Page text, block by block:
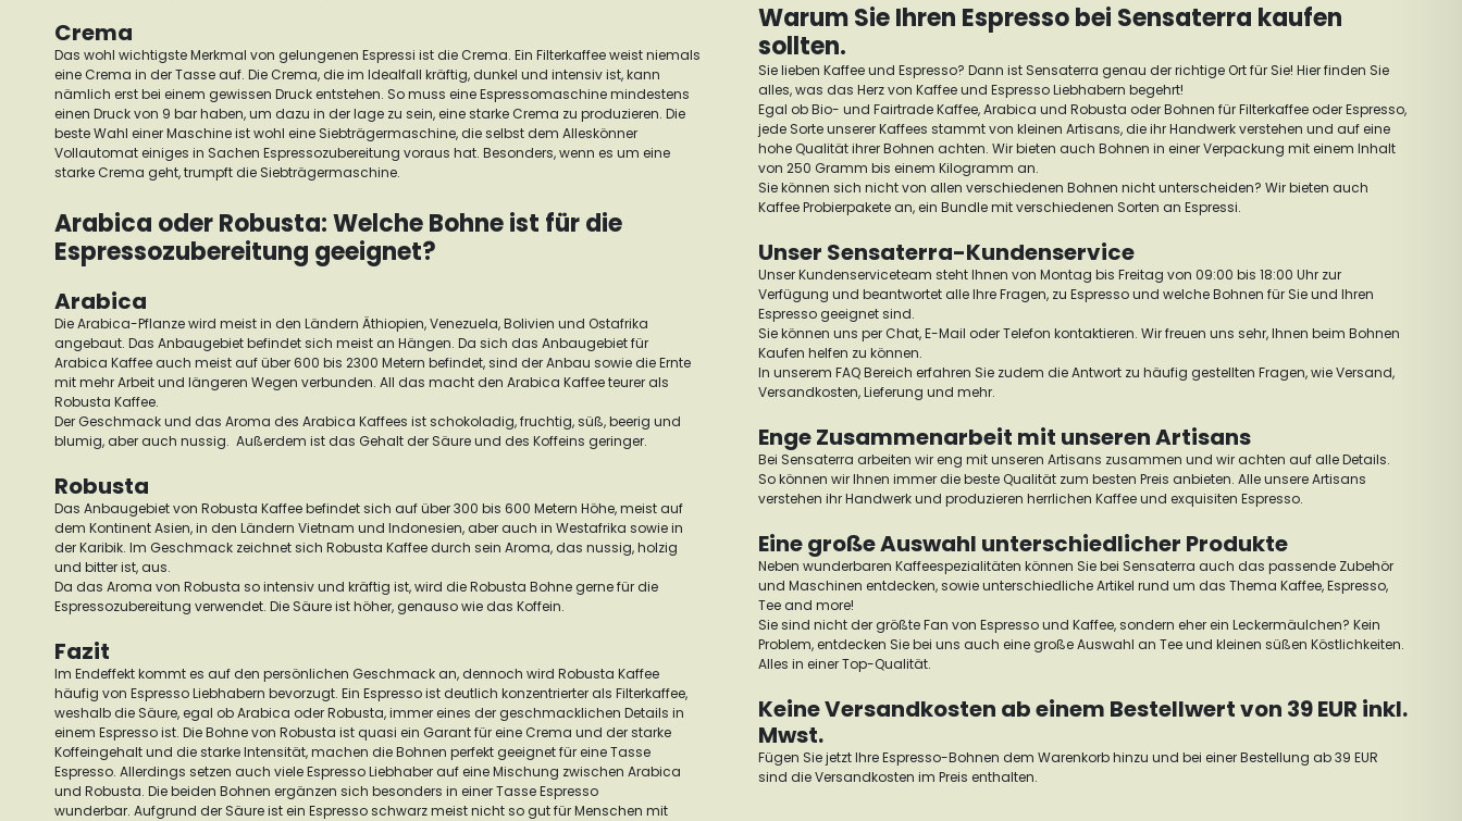
Crema
Das wohl wichtigste Merkmal von gelungenen Espressi ist die Crema. Ein Filterkaffee weist niemals
eine Crema in der Tasse auf. Die Crema, die im Idealfall kräftig, dunkel und intensiv ist, kann
nämlich erst bei einem gewissen Druck entstehen. So muss eine Espressomaschine mindestens
einen Druck von 9 bar haben, um dazu in der lage zu sein, eine starke Crema zu produzieren. Die
beste Wahl einer Maschine ist wohl eine Siebträgermaschine, die selbst dem Alleskönner
Vollautomat einiges in Sachen Espressozubereitung voraus hat. Besonders, wenn es um eine
starke Crema geht, trumpft die Siebträgermaschine.
Arabica oder Robusta: Welche Bohne ist für die
Espressozubereitung geeignet?
Arabica
Die Arabica-Pflanze wird meist in den Ländern Äthiopien, Venezuela, Bolivien und Ostafrika
angebaut. Das Anbaugebiet befindet sich meist an Hängen. Da sich das Anbaugebiet für
Arabica Kaffee auch meist auf über 600 bis 2300 Metern befindet, sind der Anbau sowie die Ernte
mit mehr Arbeit und längeren Wegen verbunden. All das macht den Arabica Kaffee teurer als
Robusta Kaffee.
Der Geschmack und das Aroma des Arabica Kaffees ist schokoladig, fruchtig, süß, beerig und
blumig, aber auch nussig. Außerdem ist das Gehalt der Säure und des Koffeins geringer.
Robusta
Das Anbaugebiet von Robusta Kaffee befindet sich auf über 300 bis 600 Metern Höhe, meist auf
dem Kontinent Asien, in den Ländern Vietnam und Indonesien, aber auch in Westafrika sowie in
der Karibik. Im Geschmack zeichnet sich Robusta Kaffee durch sein Aroma, das nussig, holzig
und bitter ist, aus.
Da das Aroma von Robusta so intensiv und kräftig ist, wird die Robusta Bohne gerne für die
Espressozubereitung verwendet. Die Säure ist höher, genauso wie das Koffein.
Fazit
Im Endeffekt kommt es auf den persönlichen Geschmack an, dennoch wird Robusta Kaffee
häufig von Espresso Liebhabern bevorzugt. Ein Espresso ist deutlich konzentrierter als Filterkaffee,
weshalb die Säure, egal ob Arabica oder Robusta, immer eines der geschmacklichen Details in
einem Espresso ist. Die Bohne von Robusta ist quasi ein Garant für eine Crema und der starke
Koffeingehalt und die starke Intensität, machen die Bohnen perfekt geeignet für eine Tasse
Espresso. Allerdings setzen auch viele Espresso Liebhaber auf eine Mischung zwischen Arabica
und Robusta. Die beiden Bohnen ergänzen sich besonders in einer Tasse Espresso
wunderbar. Aufgrund der Säure ist ein Espresso schwarz meist nicht so gut für Menschen mit
Warum Sie Ihren Espresso bei Sensaterra kaufen
sollten.
Sie lieben Kaffee und Espresso? Dann ist Sensaterra genau der richtige Ort für Sie! Hier finden Sie
alles, was das Herz von Kaffee und Espresso Liebhabern begehrt!
Egal ob Bio- und Fairtrade Kaffee, Arabica und Robusta oder Bohnen für Filterkaffee oder Espresso,
jede Sorte unserer Kaffees stammt von kleinen Artisans, die ihr Handwerk verstehen und auf eine
hohe Qualität ihrer Bohnen achten. Wir bieten auch Bohnen in einer Verpackung mit einem Inhalt
von 250 Gramm bis einem Kilogramm an.
Sie können sich nicht von allen verschiedenen Bohnen nicht unterscheiden? Wir bieten auch
Kaffee Probierpakete an, ein Bundle mit verschiedenen Sorten an Espressi.
Unser Sensaterra-Kundenservice
Unser Kundenserviceteam steht Ihnen von Montag bis Freitag von 09:00 bis 18:00 Uhr zur
Verfügung und beantwortet alle Ihre Fragen, zu Espresso und welche Bohnen für Sie und Ihren
Espresso geeignet sind.
Sie können uns per Chat, E-Mail oder Telefon kontaktieren. Wir freuen uns sehr, Ihnen beim Bohnen
Kaufen helfen zu können.
In unserem FAQ Bereich erfahren Sie zudem die Antwort zu häufig gestellten Fragen, wie Versand,
Versandkosten, Lieferung und mehr.
Enge Zusammenarbeit mit unseren Artisans
Bei Sensaterra arbeiten wir eng mit unseren Artisans zusammen und wir achten auf alle Details.
So können wir Ihnen immer die beste Qualität zum besten Preis anbieten. Alle unsere Artisans
verstehen ihr Handwerk und produzieren herrlichen Kaffee und exquisiten Espresso.
Eine große Auswahl unterschiedlicher Produkte
Neben wunderbaren Kaffeespezialitäten können Sie bei Sensaterra auch das passende Zubehör
und Maschinen entdecken, sowie unterschiedliche Artikel rund um das Thema Kaffee, Espresso,
Tee and more!
Sie sind nicht der größte Fan von Espresso und Kaffee, sondern eher ein Leckermäulchen? Kein
Problem, entdecken Sie bei uns auch eine große Auswahl an Tee und kleinen süßen Köstlichkeiten.
Alles in einer Top-Qualität.
Keine Versandkosten ab einem Bestellwert von 39 EUR inkl.
Mwst.
Fügen Sie jetzt Ihre Espresso-Bohnen dem Warenkorb hinzu und bei einer Bestellung ab 39 EUR
sind die Versandkosten im Preis enthalten.